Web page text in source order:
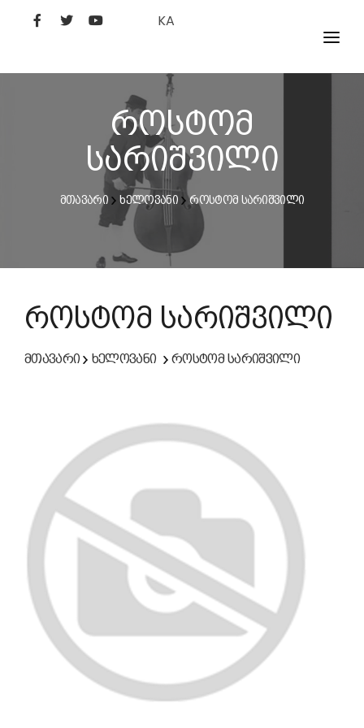
KA
ᲤᲘᲚᲛᲔᲑᲘ
ᲮᲔᲚᲝᲕᲐᲜᲘ
ᲙᲘᲜᲝᲡᲢᲣᲓᲘᲐ
ᲙᲘᲜᲝᲐᲙᲐᲓᲔᲛᲘᲐ
როსტომ
სარიშვილი
მთავარი ხელოვანი როსტომ სარიშვილი
როსტომ სარიშვილი
მთავარი ხელოვანი როსტომ სარიშვილი